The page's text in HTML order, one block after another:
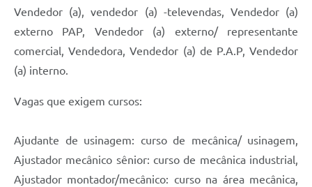
Vendedor (a), vendedor (a) -televendas, Vendedor (a)
externo PAP, Vendedor (a) externo/ representante
comercial, Vendedora, Vendedor (a) de P.A.P, Vendedor
(a) interno.
Vagas que exigem cursos:
Ajudante de usinagem: curso de mecânica/ usinagem,
Ajustador mecânico sênior: curso de mecânica industrial,
Ajustador montador/mecânico: curso na área mecânica,